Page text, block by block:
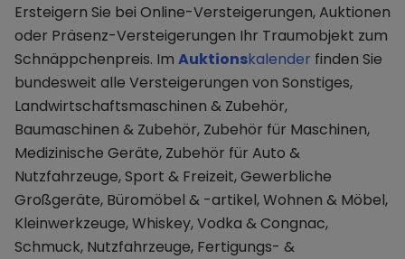
Ersteigern Sie bei Online-Versteigerungen, Auktionen
oder Präsenz-Versteigerungen Ihr Traumobjekt zum
Schnäppchenpreis. Im Auktionskalender finden Sie
bundesweit alle Versteigerungen von Sonstiges,
Landwirtschaftsmaschinen & Zubehör,
Baumaschinen & Zubehör, Zubehör für Maschinen,
Medizinische Geräte, Zubehör für Auto &
Nutzfahrzeuge, Sport & Freizeit, Gewerbliche
Großgeräte, Büromöbel & -artikel, Wohnen & Möbel,
Kleinwerkzeuge, Whiskey, Vodka & Congnac,
Schmuck, Nutzfahrzeuge, Fertigungs- &